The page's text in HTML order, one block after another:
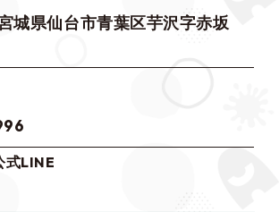
城県仙台市青葉区芋沢字赤坂
式LINE